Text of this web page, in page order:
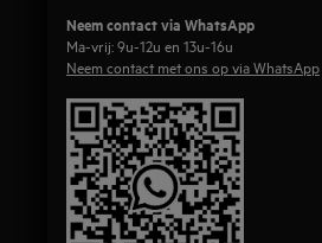
Neem contact via WhatsApp
Ma-vrij: 9u-12u en 13u-16u
Neem contact met ons op via WhatsApp